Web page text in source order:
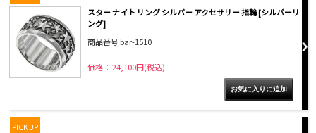
スター ナイト リング シルバー アクセサリー 指輪 [シルバーリ
ング]
商品番号 bar-1510
価格： 24,100円(税込)
PICK UP